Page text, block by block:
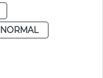
NORMAL